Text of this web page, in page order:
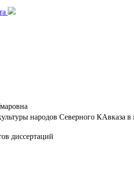
народов Северного КАвказа
диссертаций